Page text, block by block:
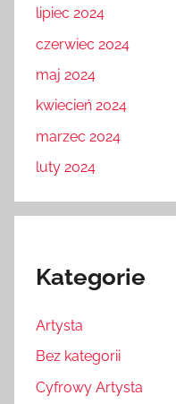
lipiec 2024
czerwiec 2024
maj 2024
kwiecień 2024
marzec 2024
luty 2024
Kategorie
Artysta
Bez kategorii
Cyfrowy Artysta